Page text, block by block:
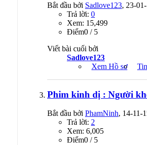
Bắt đầu bởi Sadlove123, 23-
Trả lời: 0
Xem: 15,499
Ðiểm0 / 5
Viết bài cuối bởi
Sadlove123
Xem Hồ sơ
Phim kinh dị : Người
Bắt đầu bởi PhamNinh, 14-11-
Trả lời: 2
Xem: 6,005
Ðiểm0 / 5